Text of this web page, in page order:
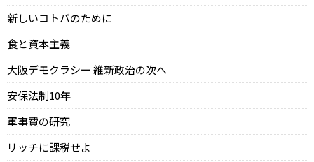
新しいコトバのために
食と資本主義
大阪デモクラシー 維新政治の次へ
安保法制10年
軍事費の研究
リッチに課税せよ